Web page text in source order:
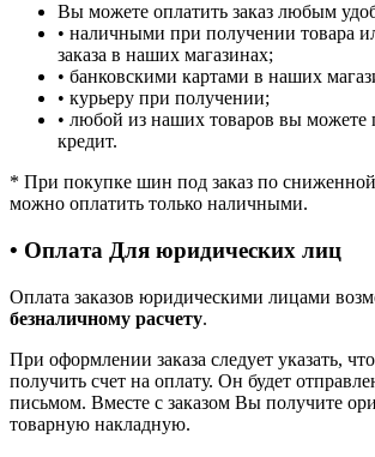
Вы можете оплатить заказ любым
• наличными при получении товара
заказа в наших магазинах;
• банковскими картами в наших
• курьеру при получении;
• любой из наших товаров вы можете
кредит.
* При покупке шин под заказ по сниженной
можно оплатить только наличными.
• Оплата Для юридических лиц
Оплата заказов юридическими лицами
безналичному расчету.
При оформлении заказа следует указать,
получить счет на оплату. Он будет
письмом. Вместе с заказом Вы получите
товарную накладную.